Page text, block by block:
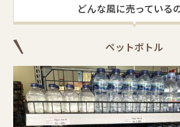
どんな風に売っている
ペットボトル